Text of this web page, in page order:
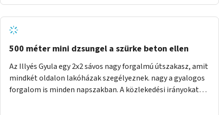
500 méter mini dzsungel a szürke beton ellen
Az Illyés Gyula egy 2x2 sávos nagy forgalmú útszakasz, amit
mindkét oldalon lakóházak szegélyeznek. nagy a gyalogos
forgalom is minden napszakban. A közlekedési irányokat